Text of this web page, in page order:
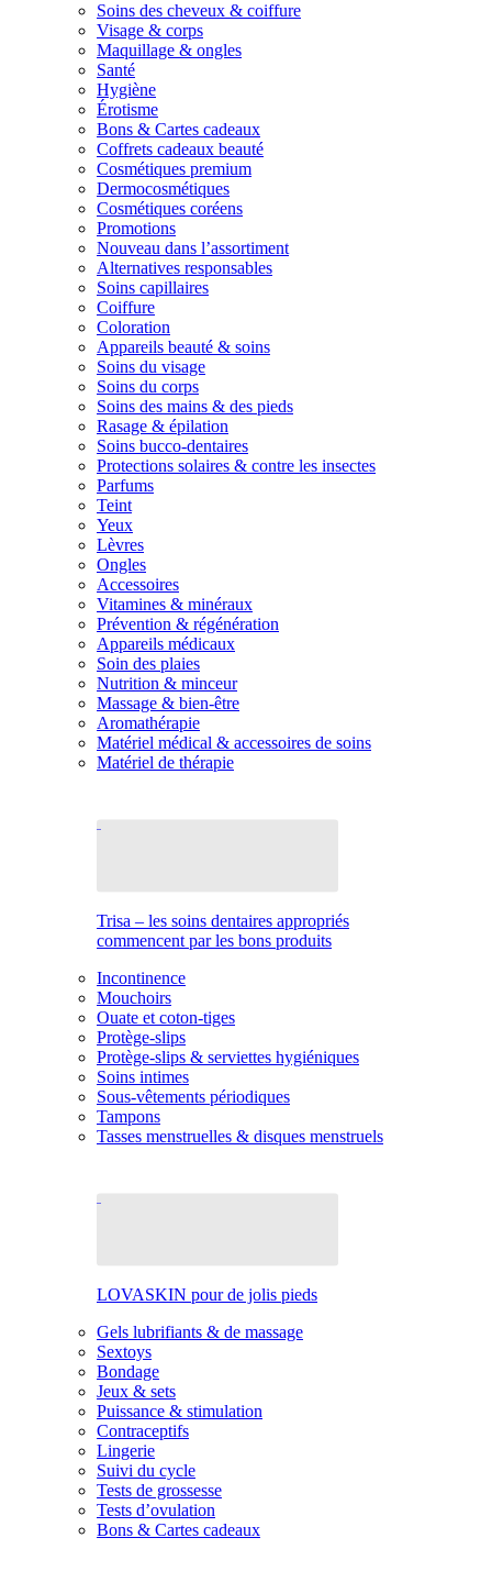
Soins des cheveux & coiffure
Visage & corps
Maquillage & ongles
Santé
Hygiène
Érotisme
Bons & Cartes cadeaux
Coffrets cadeaux beauté
Cosmétiques premium
Dermocosmétiques
Cosmétiques coréens
Promotions
Nouveau dans l’assortiment
Alternatives responsables
Soins capillaires
Coiffure
Coloration
Appareils beauté & soins
Soins du visage
Soins du corps
Soins des mains & des pieds
Rasage & épilation
Soins bucco-dentaires
Protections solaires & contre les insectes
Parfums
Teint
Yeux
Lèvres
Ongles
Accessoires
Vitamines & minéraux
Prévention & régénération
Appareils médicaux
Soin des plaies
Nutrition & minceur
Massage & bien-être
Aromathérapie
Matériel médical & accessoires de soins
Matériel de thérapie
Trisa – les soins dentaires appropriés
commencent par les bons produits
Incontinence
Mouchoirs
Ouate et coton-tiges
Protège-slips
Protège-slips & serviettes hygiéniques
Soins intimes
Sous-vêtements périodiques
Tampons
Tasses menstruelles & disques menstruels
LOVASKIN pour de jolis pieds
Gels lubrifiants & de massage
Sextoys
Bondage
Jeux & sets
Puissance & stimulation
Contraceptifs
Lingerie
Suivi du cycle
Tests de grossesse
Tests d’ovulation
Bons & Cartes cadeaux